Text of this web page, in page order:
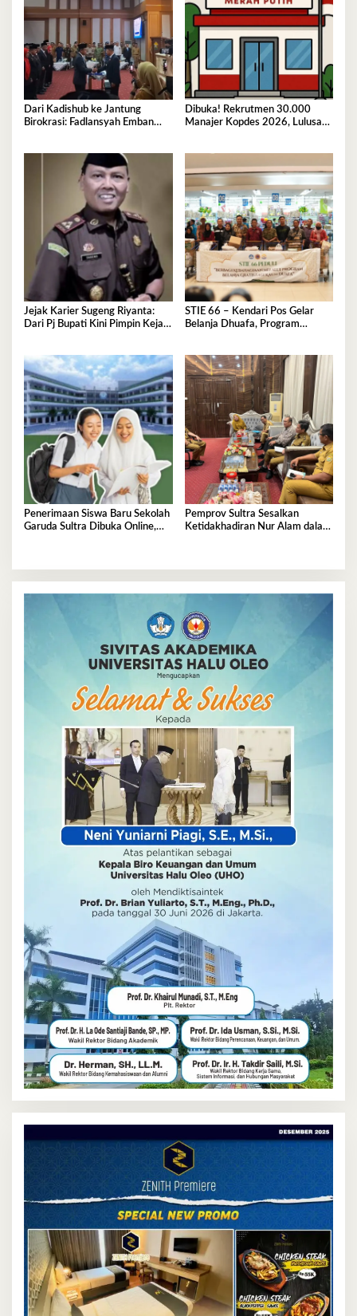
Dari Kadishub ke Jantung
Birokrasi: Fadlansyah Emban
Dibuka! Rekrutmen 30.000
Manajer Kopdes 2026, Lulusan
Jejak Karier Sugeng Riyanta:
Dari Pj Bupati Kini Pimpin Kejati
STIE 66 – Kendari Pos Gelar
Belanja Dhuafa, Program
Penerimaan Siswa Baru Sekolah
Garuda Sultra Dibuka Online,
Pemprov Sultra Sesalkan
Ketidakhadiran Nur Alam dalam